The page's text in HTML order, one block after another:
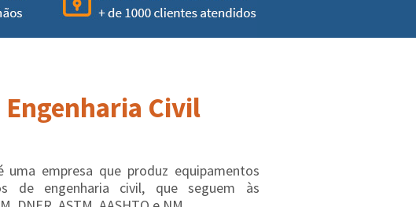
Civil
uma empresa que produz equipamentos
de engenharia civil, que seguem às